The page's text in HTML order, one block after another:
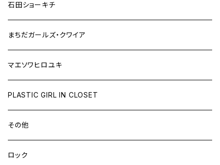
石田ショーキチ
まちだガールズ・クワイア
マエソワヒロユキ
PLASTIC GIRL IN CLOSET
その他
ロック